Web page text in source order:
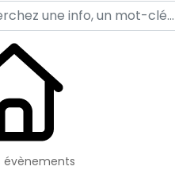
évènements